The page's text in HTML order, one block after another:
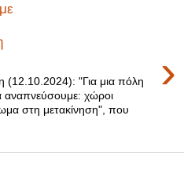
›
(12.10.2024): "Για μια πόλη
χώροι
στη μετακίνηση", που